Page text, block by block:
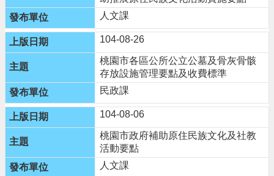
人文課
104-08-26
桃園市各區公所公立公墓及骨灰骨骸
存放設施管理要點及收費標準
民政課
104-08-06
桃園市政府補助原住民族文化及社教
活動要點
人文課